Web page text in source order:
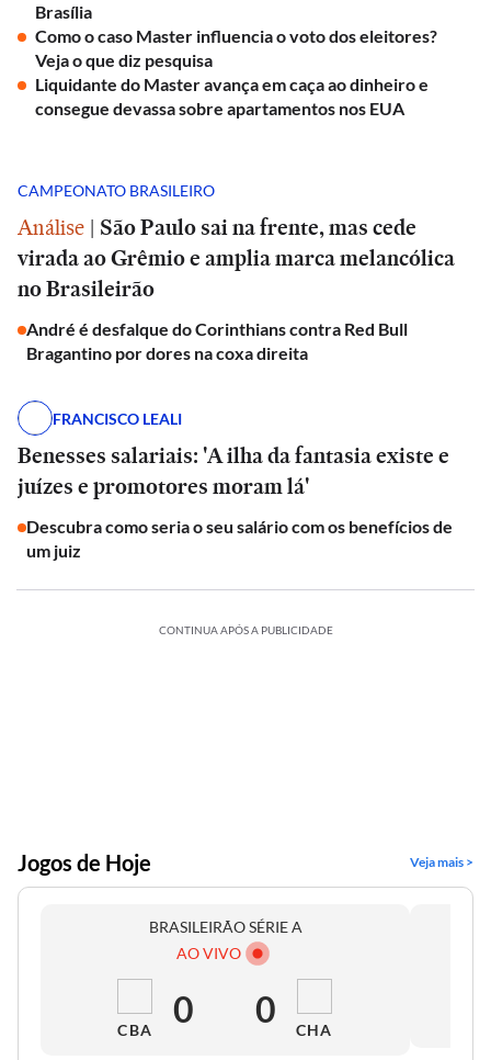
Brasília
Como o caso Master influencia o voto dos eleitores?
Veja o que diz pesquisa
Liquidante do Master avança em caça ao dinheiro e
consegue devassa sobre apartamentos nos EUA
CAMPEONATO BRASILEIRO
Análise | São Paulo sai na frente, mas cede
virada ao Grêmio e amplia marca melancólica
no Brasileirão
André é desfalque do Corinthians contra Red Bull
Bragantino por dores na coxa direita
FRANCISCO LEALI
Benesses salariais: 'A ilha da fantasia existe e
juízes e promotores moram lá'
Descubra como seria o seu salário com os benefícios de
um juiz
CONTINUA APÓS A PUBLICIDADE
Jogos de Hoje Veja mais >
BRASILEIRÃO SÉRIE A
AO VIVO
CBA 0 0 CHA